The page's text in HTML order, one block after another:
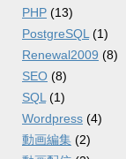
PHP (13)
PostgreSQL(1)
Renewal2009 (8)
SEO (8)
SQL(1)
Wordpress (4)
動画編集 (2)